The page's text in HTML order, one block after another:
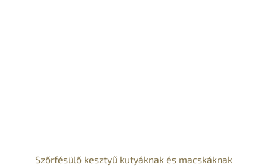
Szőrfésülő kesztyű kutyáknak és macskáknak